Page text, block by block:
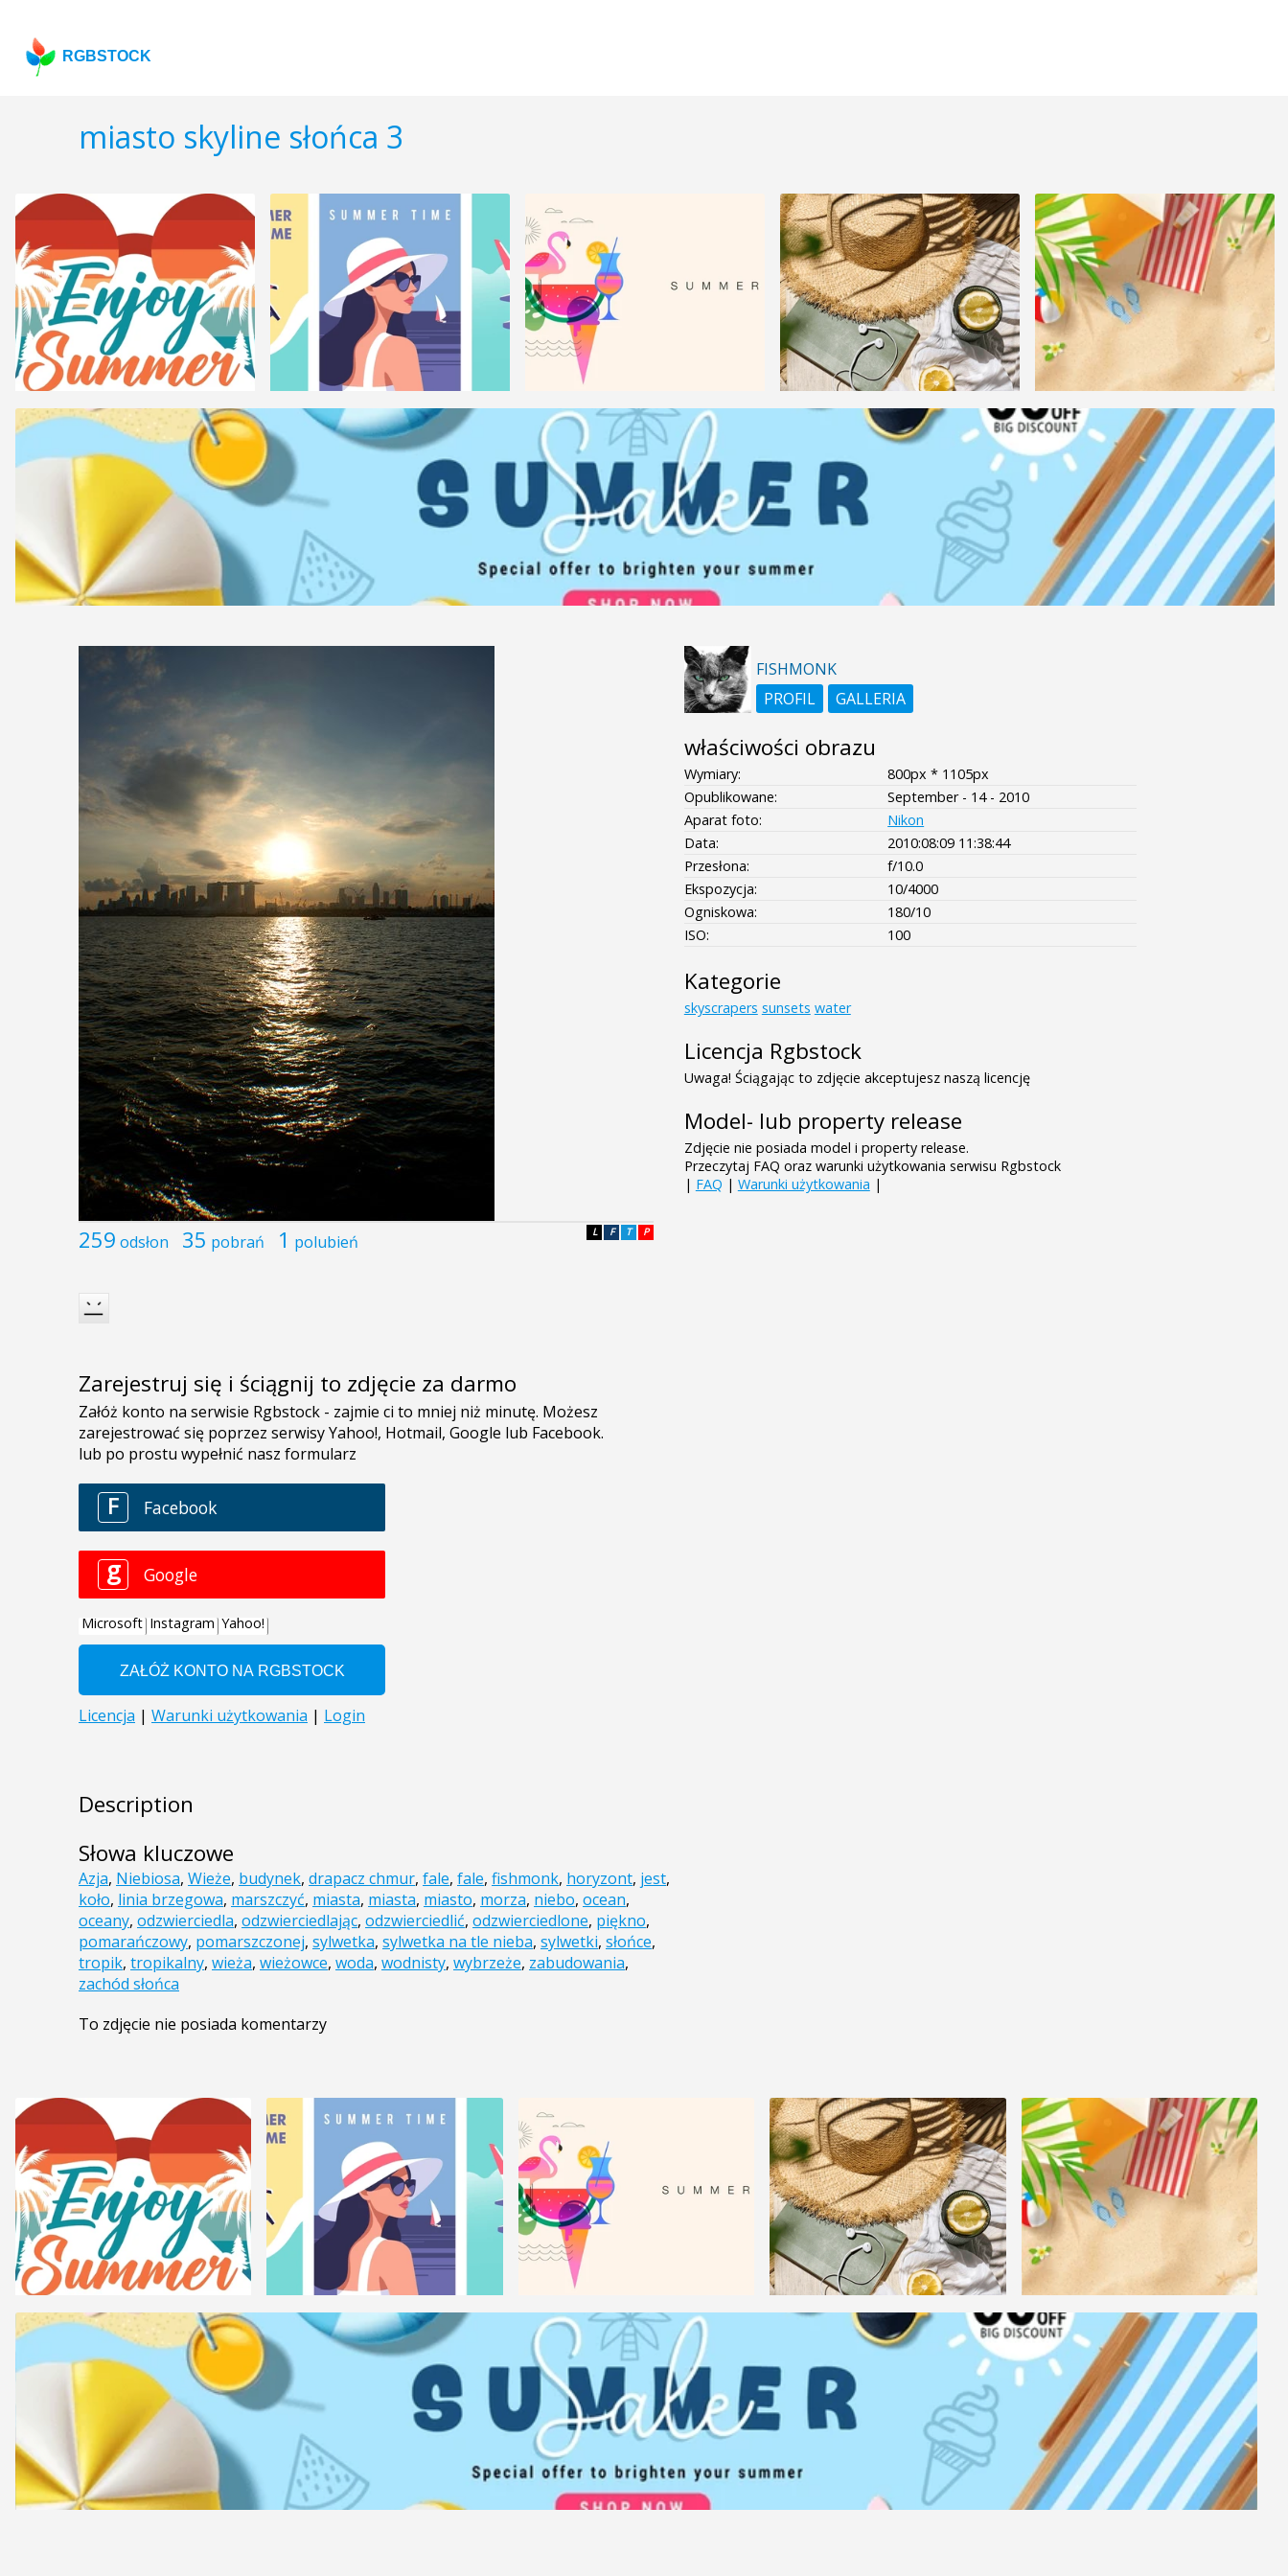
RGBSTOCK
miasto skyline słońca 3
259 odsłon 35 pobrań 1 polubień P
T
F
L
Zarejestruj się i ściągnij to zdjęcie za darmo
Description
Słowa kluczowe
Azja, Niebiosa, Wieże, budynek, drapacz chmur, fale, fale, fishmonk, horyzont, jest,
koło, linia brzegowa, marszczyć, miasta, miasta, miasto, morza, niebo, ocean,
oceany, odzwierciedla, odzwierciedlając, odzwierciedlić, odzwierciedlone, piękno,
pomarańczowy, pomarszczonej, sylwetka, sylwetka na tle nieba, sylwetki, słońce,
tropik, tropikalny, wieża, wieżowce, woda, wodnisty, wybrzeże, zabudowania,
zachód słońca
To zdjęcie nie posiada komentarzy
FISHMONK
PROFIL
GALLERIA
właściwości obrazu
Wymiary:
800px * 1105px
Opublikowane:
September - 14 - 2010
Aparat foto:
Nikon
Data:
2010:08:09 11:38:44
Przesłona:
f/10.0
Ekspozycja:
10/4000
Ogniskowa:
180/10
ISO:
100
Kategorie
skyscrapers sunsets water
Licencja Rgbstock
Uwaga! Ściągając to zdjęcie akceptujesz naszą licencję
Model- lub property release
Zdjęcie nie posiada model i property release.
Przeczytaj FAQ oraz warunki użytkowania serwisu Rgbstock
| FAQ | Warunki użytkowania |